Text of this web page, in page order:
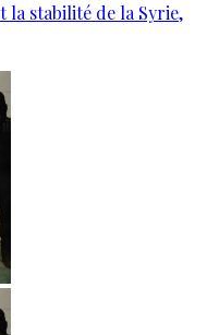
la stabilité de la Syrie,